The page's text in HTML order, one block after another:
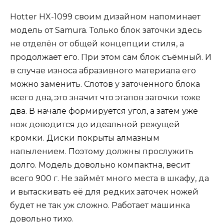
Hotter HX-1099 своим дизайном напоминает
модель от Samura. Только блок заточки здесь
не отделён от общей концепции стиля, а
продолжает его. При этом сам блок съёмный. И
в случае износа абразивного материала его
можно заменить. Слотов у заточенного блока
всего два, это значит что этапов заточки тоже
два. В начале формируется угол, а затем уже
нож доводится до идеальной режущей
кромки. Диски покрыты алмазным
напылением. Поэтому должны прослужить
долго. Модель довольно компактна, весит
всего 900 г. Не займёт много места в шкафу, да
и вытаскивать её для редких заточек ножей
будет не так уж сложно. Работает машинка
довольно тихо.